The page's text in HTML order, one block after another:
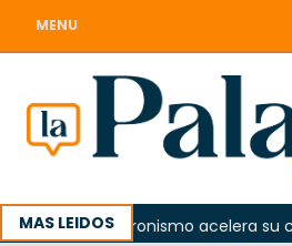
MENU
MAS LEIDOS
El peronismo acelera su